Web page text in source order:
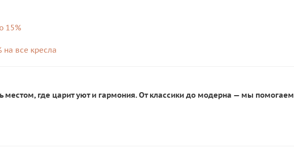
15%
на все кресла
где царит уют и гармония. От классики до модерна — мы помогаем